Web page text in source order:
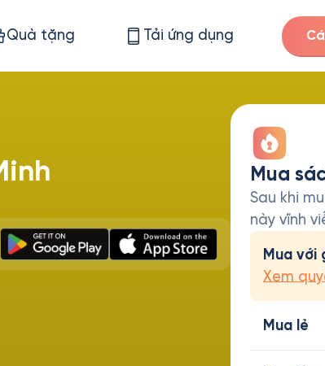
Quà tặng Tải ứng dụng
Mua
Sau khi
này vĩnh
Mua với
Xem
Mua lẻ